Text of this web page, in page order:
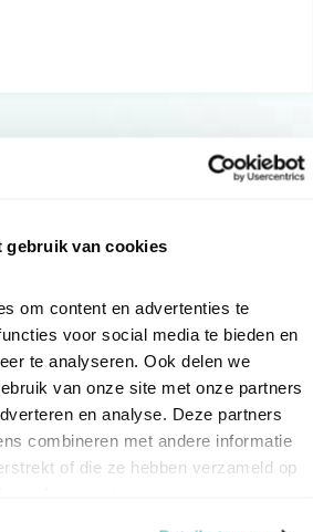
gebruik van cookies
om content en advertenties te
voor social media te bieden en
te analyseren. Ook delen we
van onze site met onze partners
en analyse. Deze partners
combineren met andere informatie
of die ze hebben verzameld op
van de Wilde Eend